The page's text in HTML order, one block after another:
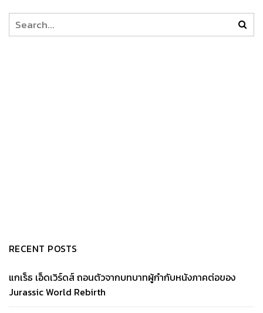
RECENT POSTS
แกเร็ธ เอ็ดเวิร์ดส์ ถอนตัวจากบทบาทผู้กำกับหนังภาคต่อของ
Jurassic World Rebirth